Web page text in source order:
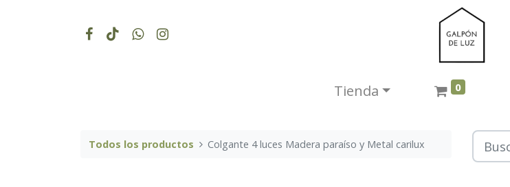
Tienda​ 0
Todos los productos Colgante 4 luces Madera paraíso y Metal carilux